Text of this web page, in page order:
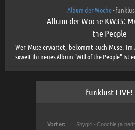
Album der Woche•
Album der Woche KW35:
the People
Wer Muse erwartet, bekommt auch Muse.
soweit ihr neues Album "Will of the People" ist
funklust LIVE!